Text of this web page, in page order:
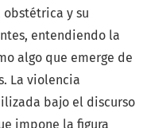
obstétrica y su
entendiendo la
algo que emerge de
La violencia
bajo el discurso
impone la figura